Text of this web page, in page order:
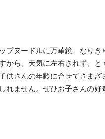
プヌードルに万華鏡、なり
から、天気に左右されず、
供さんの年齢に合せてさま
れません。ぜひお子さんの